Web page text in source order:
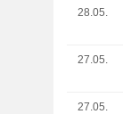
28.05.
27.05.
27.05.